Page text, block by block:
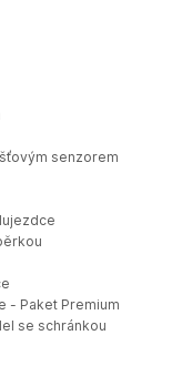
senzorem
- Paket Premium
se schránkou